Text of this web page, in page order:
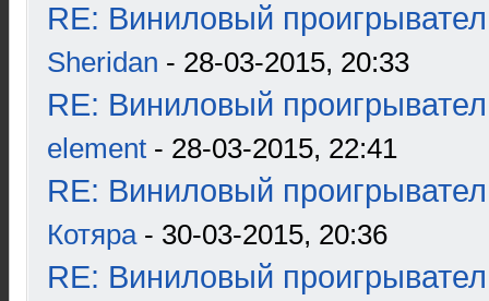
RE: Виниловый
Sheridan - 28-03-2015, 20:33
RE: Виниловый
element - 28-03-2015, 22:41
RE: Виниловый
Котяра- 30-03-2015, 20:36
RE: Виниловый